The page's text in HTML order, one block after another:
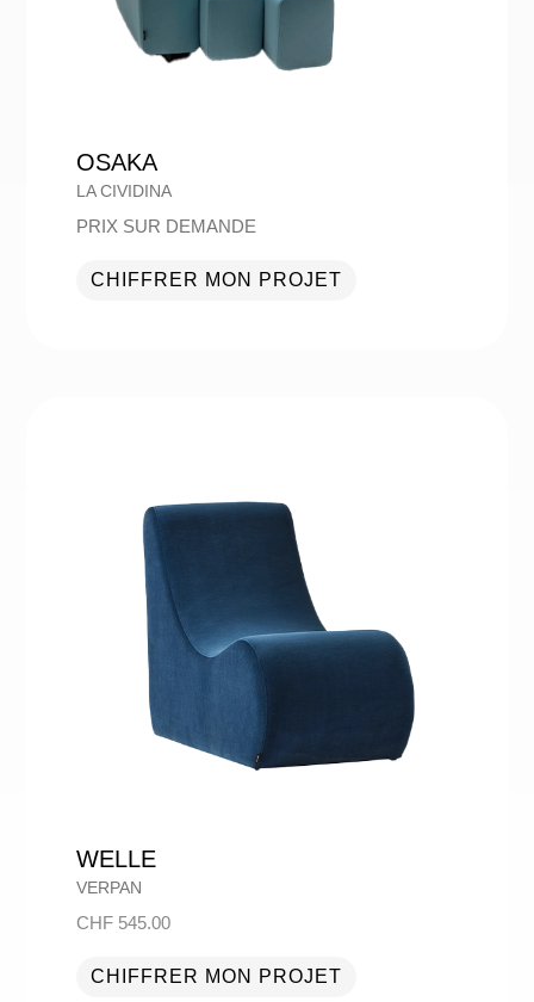
OSAKA
LA CIVIDINA
PRIX SUR DEMANDE
CHIFFRER MON PROJET
WELLE
VERPAN
CHF545.00
CHIFFRER MON PROJET